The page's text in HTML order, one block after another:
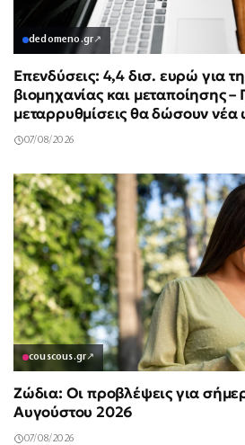
dedomeno.gr↗
Επενδύσεις: 4,4 δισ. ευρώ για
βιομηχανίας και μεταποίησης –
μεταρρυθμίσεις θα δώσουν
Οικονομία
07/08/2026
couscous.gr↗
Ζώδια: Οι προβλέψεις για
Αυγούστου 2026
07/08/2026